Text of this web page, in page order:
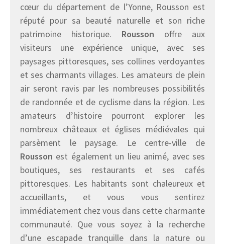
cœur du département de l’Yonne, Rousson est
réputé pour sa beauté naturelle et son riche
patrimoine historique. Rousson offre aux
visiteurs une expérience unique, avec ses
paysages pittoresques, ses collines verdoyantes
et ses charmants villages. Les amateurs de plein
air seront ravis par les nombreuses possibilités
de randonnée et de cyclisme dans la région. Les
amateurs d’histoire pourront explorer les
nombreux châteaux et églises médiévales qui
parsèment le paysage. Le centre-ville de
Rousson est également un lieu animé, avec ses
boutiques, ses restaurants et ses cafés
pittoresques. Les habitants sont chaleureux et
accueillants, et vous vous sentirez
immédiatement chez vous dans cette charmante
communauté. Que vous soyez à la recherche
d’une escapade tranquille dans la nature ou